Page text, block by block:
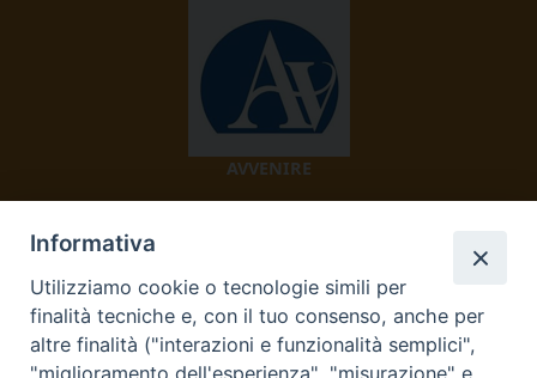
AVVENIRE
Informativa
Utilizziamo cookie o tecnologie simili per
finalità tecniche e, con il tuo consenso, anche per
altre finalità ("interazioni e funzionalità semplici",